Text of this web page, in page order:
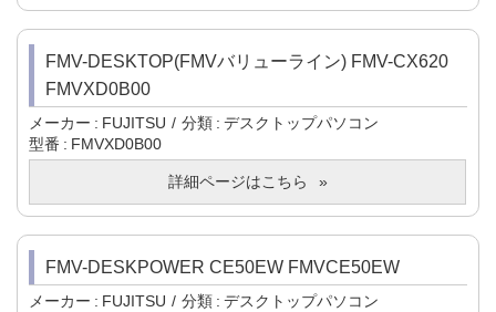
FMV-DESKTOP(FMVバリューライン) FMV-CX620
FMVXD0B00
メーカー FUJITSU 分類
デスクトップパソコン
型番
FMVXD0B00
詳細ページはこちら
FMV-DESKPOWER CE50EW FMVCE50EW
メーカー FUJITSU 分類
デスクトップパソコン